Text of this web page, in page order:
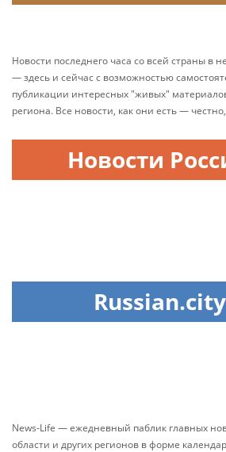
Новости последнего часа со всей страны в
— здесь и сейчас с возможностью
публикации интересных "живых"
региона. Все новости, как они есть —
Новости
Russian.city
News-Life — ежедневный паблик главных
области и других регионов в форме